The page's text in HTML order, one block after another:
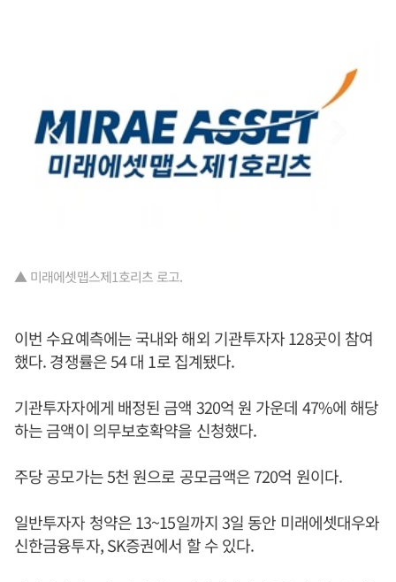
▲ 미래에셋맵스제1호리츠 로고.
이번 수요예측에는 국내와 해외 기관투자자 128곳이 참여
했다. 경쟁률은 54 대 1로 집계됐다.
기관투자자에게 배정된 금액 320억 원 가운데 47%에 해당
하는 금액이 의무보호확약을 신청했다.
주당 공모가는 5천 원으로 공모금액은 720억 원이다.
일반투자자 청약은 13~15일까지 3일 동안 미래에셋대우와
신한금융투자, SK증권에서 할 수 있다.